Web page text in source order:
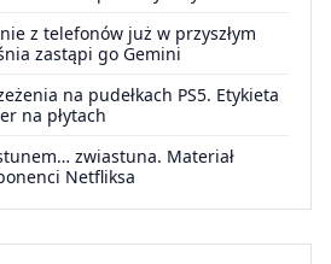
z telefonów już w przyszłym
zastąpi go Gemini
na pudełkach PS5. Etykieta
na płytach
zwiastuna. Materiał
Netfliksa